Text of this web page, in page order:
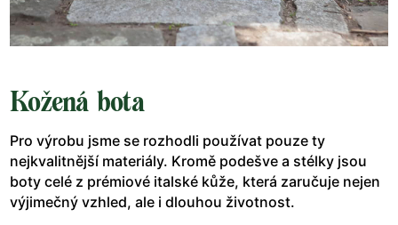
Kožená bota
Pro výrobu jsme se rozhodli používat pouze ty
nejkvalitnější materiály. Kromě podešve a stélky jsou
boty celé z prémiové italské kůže, která zaručuje nejen
výjimečný vzhled, ale i dlouhou životnost.